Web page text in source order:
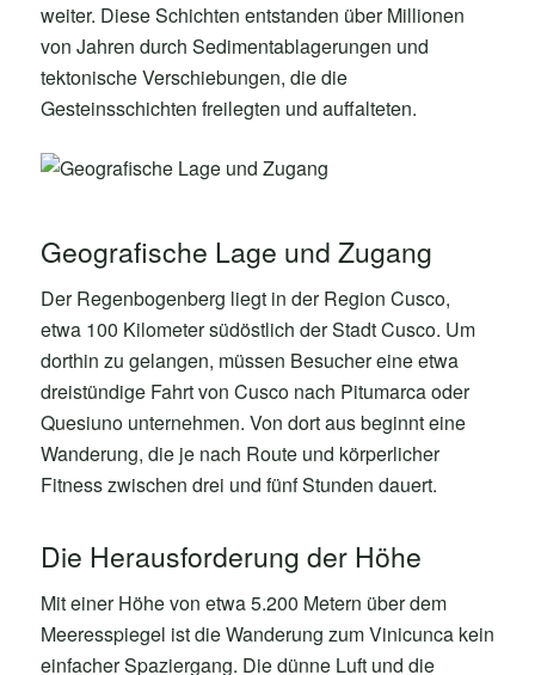
weiter. Diese Schichten entstanden über Millionen
von Jahren durch Sedimentablagerungen und
tektonische Verschiebungen, die die
Gesteinsschichten freilegten und auffalteten.
Geografische Lage und Zugang
Der Regenbogenberg liegt in der Region Cusco,
etwa 100 Kilometer südöstlich der Stadt Cusco. Um
dorthin zu gelangen, müssen Besucher eine etwa
dreistündige Fahrt von Cusco nach Pitumarca oder
Quesiuno unternehmen. Von dort aus beginnt eine
Wanderung, die je nach Route und körperlicher
Fitness zwischen drei und fünf Stunden dauert.
Die Herausforderung der Höhe
Mit einer Höhe von etwa 5.200 Metern über dem
Meeresspiegel ist die Wanderung zum Vinicunca kein
einfacher Spaziergang. Die dünne Luft und die